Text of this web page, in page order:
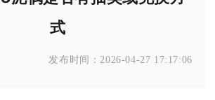
式
发布时间： 2026-04-27 17:17:06